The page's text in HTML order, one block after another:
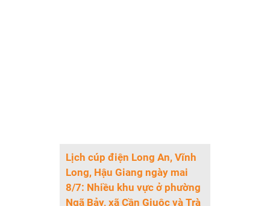
Lịch cúp điện Long An, Vĩnh
Long, Hậu Giang ngày mai
8/7: Nhiều khu vực ở phường
Ngã Bảy, xã Cần Giuộc và Trà